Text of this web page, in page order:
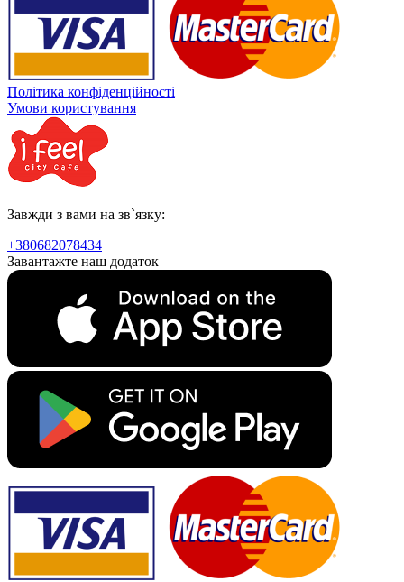
Політика конфіденційності
Умови користування
Завжди з вами на зв`язку:
+380682078434
Завантажте наш додаток